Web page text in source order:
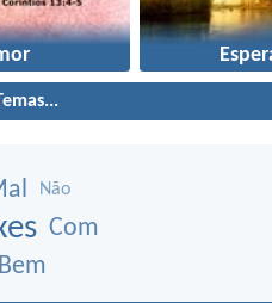
Não
Com
Bem